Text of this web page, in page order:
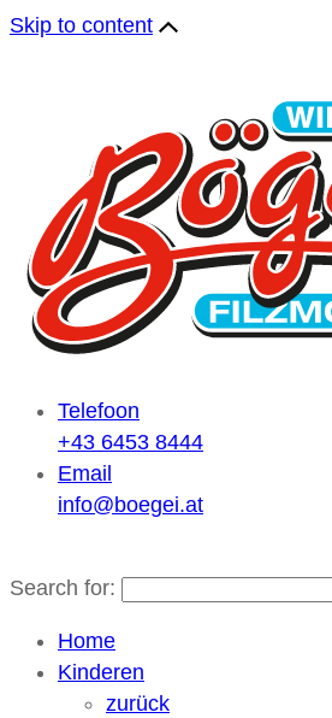
Skip to content
Telefoon
+43 6453 8444
Email
info@boegei.at
Search for:
Home
Kinderen
zurück